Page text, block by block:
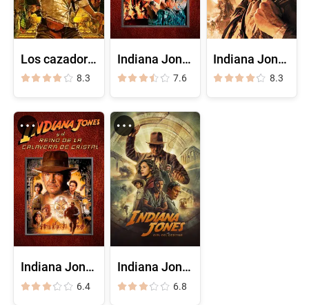
Los cazadores del arca perdida
8.3
Indiana Jones y el templo de la perdición
7.6
Indiana Jones y la última cruzada
8.3
Indiana Jones y el reino de la calavera de cristal
6.4
Indiana Jones y el dial del destino
6.8